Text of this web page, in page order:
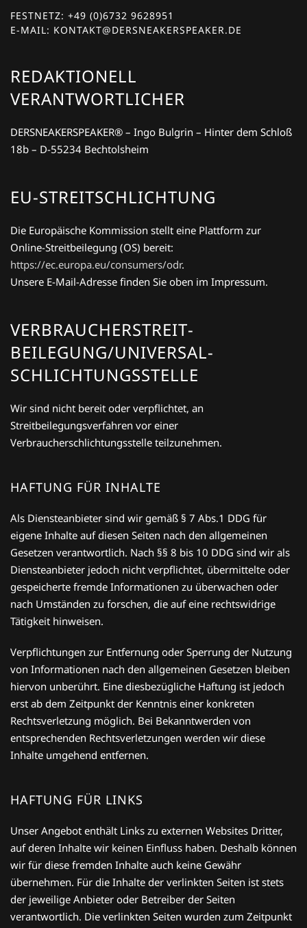
FESTNETZ: +49 (0)6732 9628951
E-MAIL: KONTAKT@DERSNEAKERSPEAKER.DE
REDAKTIONELL
VERANTWORTLICHER
DERSNEAKERSPEAKER® – Ingo Bulgrin – Hinter dem Schloß
18b – D-55234 Bechtolsheim
EU-STREITSCHLICHTUNG
Die Europäische Kommission stellt eine Plattform zur
Online-Streitbeilegung (OS) bereit:
https://ec.europa.eu/consumers/odr.
Unsere E-Mail-Adresse finden Sie oben im Impressum.
VERBRAUCHER­STREIT­
BEILEGUNG/UNIVERSAL­
SCHLICHTUNGS­STELLE
Wir sind nicht bereit oder verpflichtet, an
Streitbeilegungsverfahren vor einer
Verbraucherschlichtungsstelle teilzunehmen.
HAFTUNG FÜR INHALTE
Als Diensteanbieter sind wir gemäß § 7 Abs.1 DDG für
eigene Inhalte auf diesen Seiten nach den allgemeinen
Gesetzen verantwortlich. Nach §§ 8 bis 10 DDG sind wir als
Diensteanbieter jedoch nicht verpflichtet, übermittelte oder
gespeicherte fremde Informationen zu überwachen oder
nach Umständen zu forschen, die auf eine rechtswidrige
Tätigkeit hinweisen.
Verpflichtungen zur Entfernung oder Sperrung der Nutzung
von Informationen nach den allgemeinen Gesetzen bleiben
hiervon unberührt. Eine diesbezügliche Haftung ist jedoch
erst ab dem Zeitpunkt der Kenntnis einer konkreten
Rechtsverletzung möglich. Bei Bekanntwerden von
entsprechenden Rechtsverletzungen werden wir diese
Inhalte umgehend entfernen.
HAFTUNG FÜR LINKS
Unser Angebot enthält Links zu externen Websites Dritter,
auf deren Inhalte wir keinen Einfluss haben. Deshalb können
wir für diese fremden Inhalte auch keine Gewähr
übernehmen. Für die Inhalte der verlinkten Seiten ist stets
der jeweilige Anbieter oder Betreiber der Seiten
verantwortlich. Die verlinkten Seiten wurden zum Zeitpunkt